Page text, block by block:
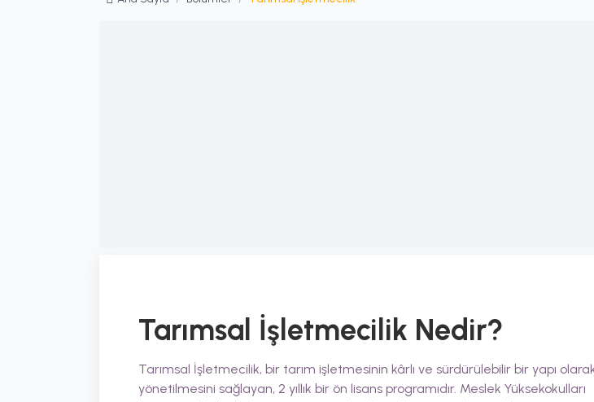
Tarımsal İşletmecilik Nedir?
Tarımsal İşletmecilik, bir tarım işletmesinin kârlı ve sürdürülebilir bir yapı
yönetilmesini sağlayan, 2 yıllık bir ön lisans programıdır. Meslek Yüksekokulları